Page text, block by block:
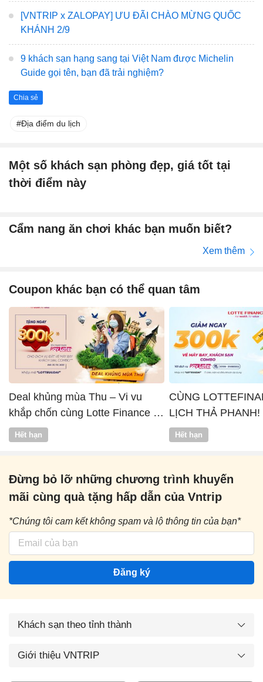
[VNTRIP x ZALOPAY] ƯU ĐÃI CHÀO MỪNG QUỐC
KHÁNH 2/9
9 khách sạn hạng sang tại Việt Nam được Michelin
Guide gọi tên, bạn đã trải nghiệm?
Chia sẻ
Địa điểm du lịch
Một số khách sạn phòng đẹp, giá tốt tại
thời điểm này
Cẩm nang ăn chơi khác bạn muốn biết?
Xem thêm
Coupon khác bạn có thể quan tâm
Deal khủng mùa Thu – Vi vu
khắp chốn cùng Lotte Finance x
Vntrip
Hết hạn
CÙNG
LỊCH THẢ PHANH!
Hết hạn
Đừng bỏ lỡ những chương trình khuyến
mãi cùng quà tặng hấp dẫn của Vntrip
*Chúng tôi cam kết không spam và lộ thông tin của bạn*
Đăng ký
Khách sạn theo tỉnh thành
Giới thiệu VNTRIP